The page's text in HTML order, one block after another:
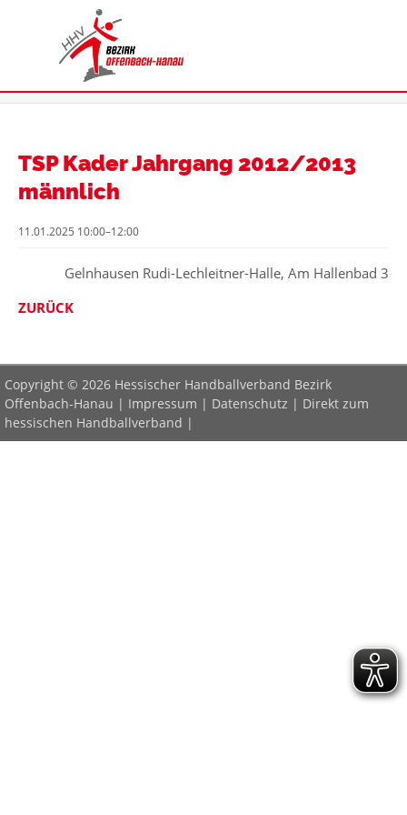
TSP Kader Jahrgang 2012/2013
männlich
11.01.2025 10:00–12:00
Gelnhausen Rudi-Lechleitner-Halle, Am Hallenbad 3
ZURÜCK
Copyright © 2026 Hessischer Handballverband Bezirk
Offenbach-Hanau | Impressum | Datenschutz | Direkt zum
hessischen Handballverband |